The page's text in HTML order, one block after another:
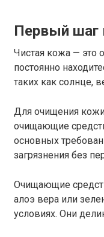
Первый шаг
Чистая кожа — это
постоянно
таких как солнце,
Для очищения
очищающие
основных
загрязнения без
Очищающие
алоэ вера или
условиях. Они